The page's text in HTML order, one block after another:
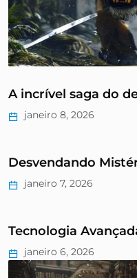
A incrível saga do
janeiro 8, 2026
Desvendando
janeiro 7, 2026
Tecnologia
janeiro 6, 2026